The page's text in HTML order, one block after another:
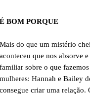
É BOM PORQUE
Mais do que um mistério
aconteceu que nos absorve
familiar sobre o que
mulheres: Hannah e Bailey
consegue criar uma relação.